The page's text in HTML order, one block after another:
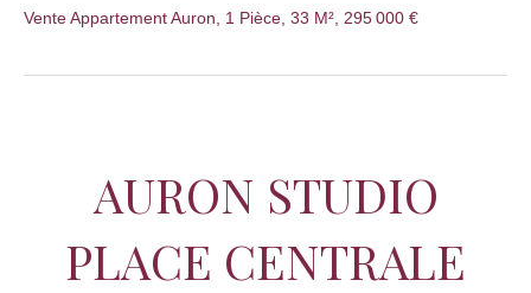
Vente Appartement Auron, 1 Pièce, 33 M², 295 000 €
AURON STUDIO
PLACE CENTRALE